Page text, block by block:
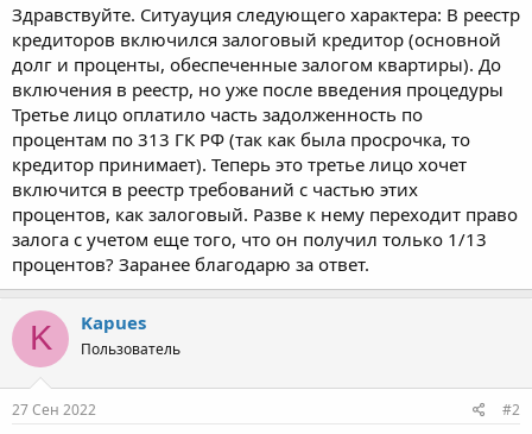
а
Здравствуйте. Ситуауция следующего характера: В реестр
кредиторов включился залоговый кредитор (основной
долг и проценты, обеспеченные залогом квартиры). До
включения в реестр, но уже после введения процедуры
Третье лицо оплатило часть задолженность по
процентам по 313 ГК РФ (так как была просрочка, то
кредитор принимает). Теперь это третье лицо хочет
включится в реестр требований с частью этих
процентов, как залоговый. Разве к нему переходит право
залога с учетом еще того, что он получил только 1/13
процентов? Заранее благодарю за ответ.
K Kapues
Пользователь
27 Сен 2022 #2